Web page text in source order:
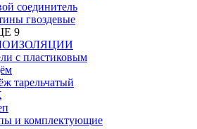
соединитель
гвоздевые
9
с пластиковым
тарельчатый
и комплектующие